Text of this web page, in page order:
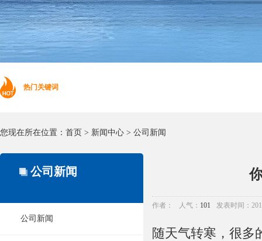
热门关键词
您现在所在位置： 首页 > 新闻中心 > 公司新闻
公司新闻
公司新闻
作者： 人气： 101 发表时间：
随天气转寒，很多